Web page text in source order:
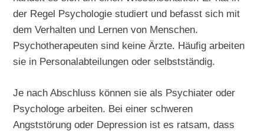
der Regel Psychologie studiert und befasst sich mit
dem Verhalten und Lernen von Menschen.
Psychotherapeuten sind keine Ärzte. Häufig arbeiten
sie in Personalabteilungen oder selbstständig.
Je nach Abschluss können sie als Psychiater oder
Psychologe arbeiten. Bei einer schweren
Angststörung oder Depression ist es ratsam, dass